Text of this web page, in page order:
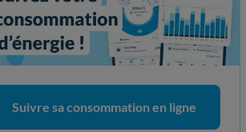
Suivre sa consommation en ligne